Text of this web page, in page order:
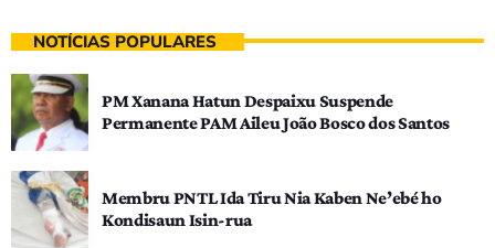
NOTÍCIAS POPULARES
PM Xanana Hatun Despaixu Suspende
Permanente PAM Aileu João Bosco dos Santos
Membru PNTL Ida Tiru Nia Kaben Ne’ebé ho
Kondisaun Isin-rua